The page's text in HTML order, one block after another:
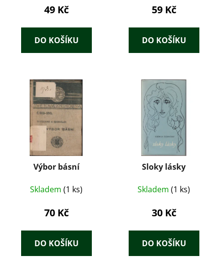
49 Kč
DO KOŠÍKU
59 Kč
DO KOŠÍKU
Výbor básní
Skladem (1 ks)
70 Kč
DO KOŠÍKU
Sloky lásky
Skladem (1 ks)
30 Kč
DO KOŠÍKU